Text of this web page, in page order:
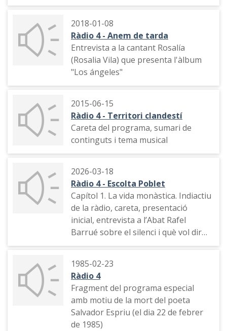
Comunicació de l’Institut d’Estudis
Comunicació i Relacions
Internacionals Blanquerna-
Universitat Ramon Llull.
Esteve Crespo, Pilar Sampietro i
Alejo del Peral recorden aspectes de
la seva trajectòria professional i de
la història de Ràdio 4.
2018-01-08
Ràdio 4 - Anem de tarda
Entrevista a la cantant Rosalía
(Rosalia Vila) que presenta l'àlbum
"Los ángeles"
2015-06-15
Ràdio 4 - Territori clandestí
Careta del programa, sumari de
continguts i tema musical
2026-03-18
Ràdio 4 - Escolta Poblet
Capítol 1. La vida monàstica. Indiactiu
de la ràdio, careta, presentació
inicial, entrevista a l’Abat Rafel
Barrué sobre el silenci i què vol dir
viure avui segons la Regla de sant
1985-02-23
Ràdio 4
Fragment del programa especial
amb motiu de la mort del poeta
Salvador Espriu (el dia 22 de febrer
de 1985)